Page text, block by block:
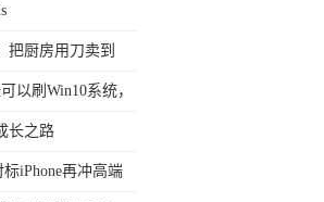
把厨房用刀卖到
以刷Win10系统，
长之路
iPhone再冲高端